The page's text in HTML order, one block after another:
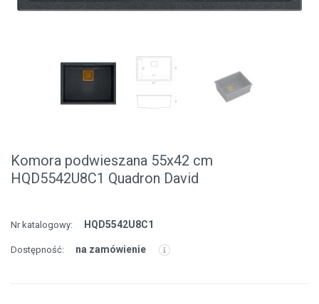
Komora podwieszana 55x42 cm
HQD5542U8C1 Quadron David
Nr katalogowy: HQD5542U8C1
Dostępność: na zamówienie